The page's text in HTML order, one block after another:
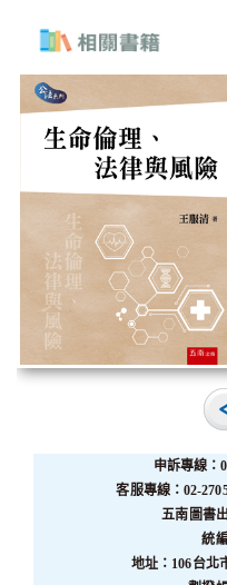
申訴專線：
客服專線：02-
五南圖書
統
地址：106台北